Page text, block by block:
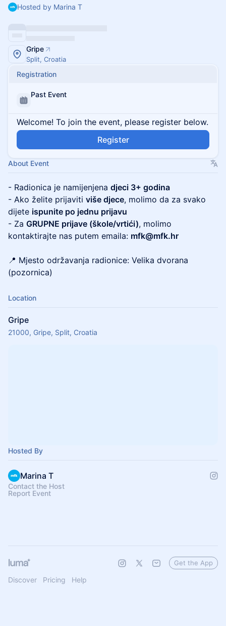
Hosted by Marina T
Gripe
Split, Croatia
Registration
Past Event
Welcome! To join the event, please register below.
Register
About Event
- Radionica je namijenjena djeci 3+ godina
- Ako želite prijaviti više djece, molimo da za svako
dijete ispunite po jednu prijavu
- Za GRUPNE prijave (škole/vrtići), molimo
kontaktirajte nas putem emaila: mfk@mfk.hr
📍 Mjesto održavanja radionice: Velika dvorana
(pozornica)
Location
Gripe
21000, Gripe, Split, Croatia
Hosted By
Marina T
Contact the Host
Report Event
Discover Pricing Help
Get the App